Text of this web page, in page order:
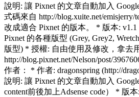
說明: 讓 Pixnet 的文章自動加入
式碼來自 http://blog.xuite.net/emisjerry/
改成適合 Pixnet 的版本。 * 版本: v1.1
Pixnet 的各種版型 (Grey, Grey2,
版型) * 授權: 自由使用及修改，拿去
http://blog.pixnet.net/Nelson/post/
作者： * 作者: dragonspring (http://
說明: 讓 Pixnet 的文章自動加入
content前後加上Adsense code） * 版